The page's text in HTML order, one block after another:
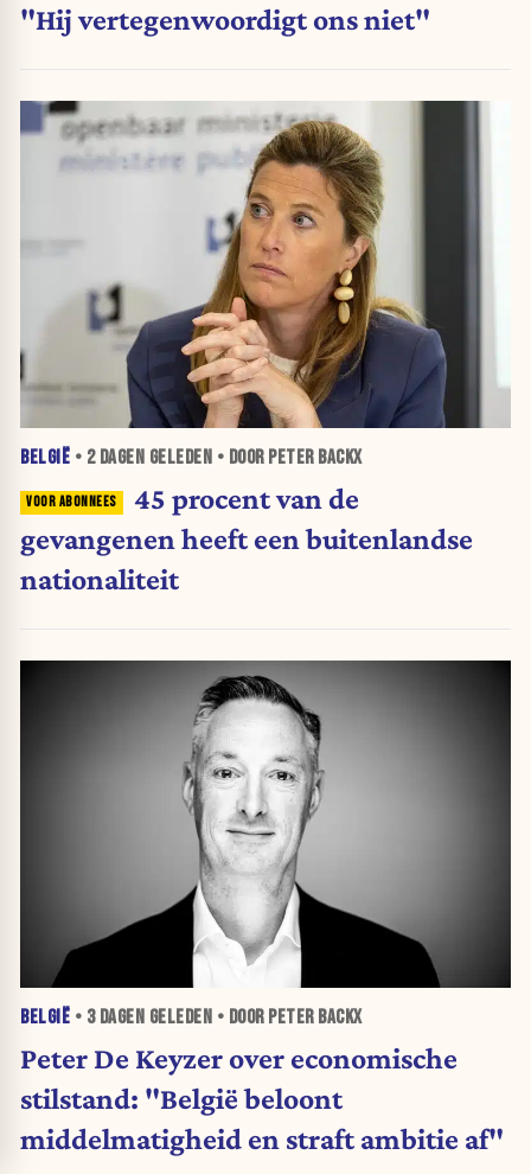
"Hij vertegenwoordigt ons niet"
BELGIË • 2 DAGEN GELEDEN • DOOR PETER BACKX
45 procent van de
gevangenen heeft een buitenlandse
nationaliteit
BELGIË • 3 DAGEN GELEDEN • DOOR PETER BACKX
Peter De Keyzer over economische
stilstand: "België beloont
middelmatigheid en straft ambitie af"